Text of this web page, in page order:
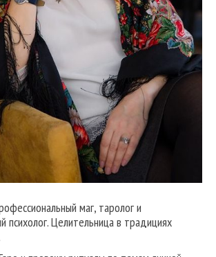
маг, таролог и
психолог. Целительница в традициях